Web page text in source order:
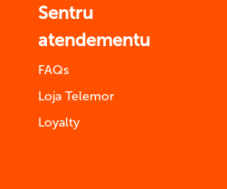
Sentru
atendementu
FAQs
Loja Telemor
Loyalty